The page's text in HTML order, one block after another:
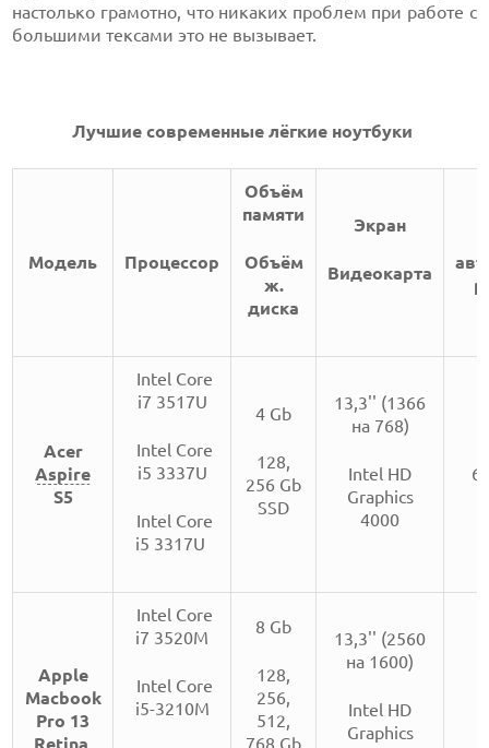
настолько грамотно, что никаких проблем при работе с
большими тексами это не вызывает.
Лучшие современные лёгкие ноутбуки
Модель Процессор
Объём
памяти
Объём
ж.
диска
Экран
Видеокарта
Acer
Aspire
S5
Intel Core
i7 3517U
Intel Core
i5 3337U
Intel Core
i5 3317U
4 Gb
128,
256 Gb
SSD
13,3'' (1366
на 768)
Intel HD
Graphics
4000
Apple
Macbook
Pro 13
Retina
Intel Core
i7 3520M
Intel Core
i5-3210M
8 Gb
128,
256,
512,
768 Gb
13,3'' (2560
на 1600)
Intel HD
Graphics